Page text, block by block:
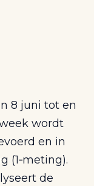
8 juni tot en
wordt
en in
(1‑meting).
de